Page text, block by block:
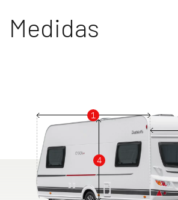
Medidas
1
4